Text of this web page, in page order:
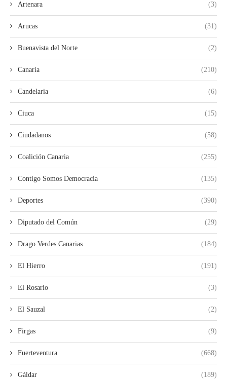
Artenara (3)
Arucas (31)
Buenavista del Norte (2)
Canaria (210)
Candelaria (6)
Ciuca (15)
Ciudadanos (58)
Coalición Canaria (255)
Contigo Somos Democracia (135)
Deportes (390)
Diputado del Común (29)
Drago Verdes Canarias (184)
El Hierro (191)
El Rosario (3)
El Sauzal (2)
Firgas (9)
Fuerteventura (668)
Gáldar (189)